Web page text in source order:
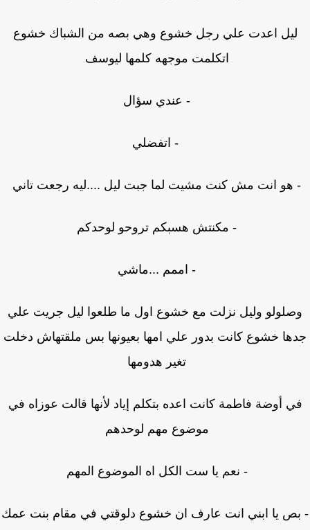
ليل اعدت علي رجل خشوع وهي بصه من الشباك خشوع
اتكلمت موجهه كلمها ليوسف
- عندي سؤال
- اتفضلي
هو انت مش كنت مشيت لما جبت ليل ....ليه رجعت تاني
- مكنتش هسبكم تروحو لوحدكم
- اممم ...ماشي
وليل نزلت مع خشوع اول ما طلعوا ليل جريت علي
خشوع كانت بدور علي امها بعيونها بس ملقتهاش دخلت
تغير هدومها
أوضة فاطمة كانت اعده بتكلم إياد لأنها قالت عوزاه في
موضوع مهم لوحدهم
- نعم يا ست الكل اه الموضوع المهم
يا ابني انت عارف ان خشوع دلوقتي في مقام بنت عمك